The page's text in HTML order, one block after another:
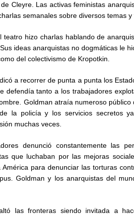
Cleyre. Las activas feministas
semanales sobre diversos temas y
hizo charlas hablando de
ideas anarquistas no dogmáticas le
del colectivismo de Kropotkin.
a recorrer de punta a punta los
defendía tanto a los trabajadores
Goldman atraía numeroso
la policía y los servicios secretos
muchas veces.
denunció constantemente las
que luchaban por las mejoras
para denunciar las torturas
Goldman y los anarquistas del
las fronteras siendo invitada a